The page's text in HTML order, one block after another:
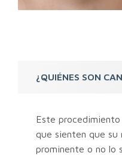
¿QUIÉNES SON
Este procedimiento
que sienten que su
prominente o no lo